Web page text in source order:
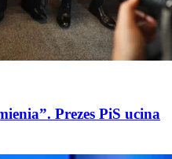
Prezes PiS ucina